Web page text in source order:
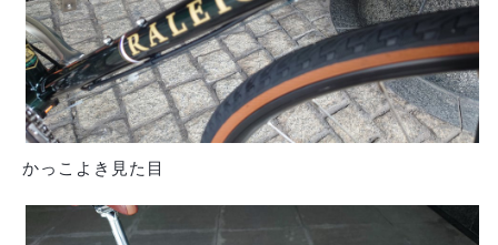
かっこよき見た目